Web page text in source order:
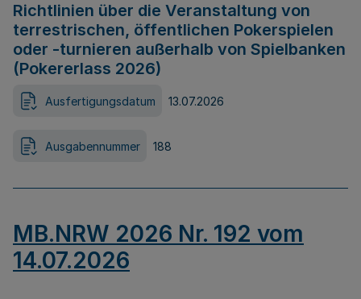
Richtlinien über die Veranstaltung von
terrestrischen, öffentlichen Pokerspielen
oder -turnieren außerhalb von Spielbanken
(Pokererlass 2026)
Ausfertigungsdatum 13.07.2026
Ausgabennummer 188
MB.NRW 2026 Nr. 192 vom
14.07.2026